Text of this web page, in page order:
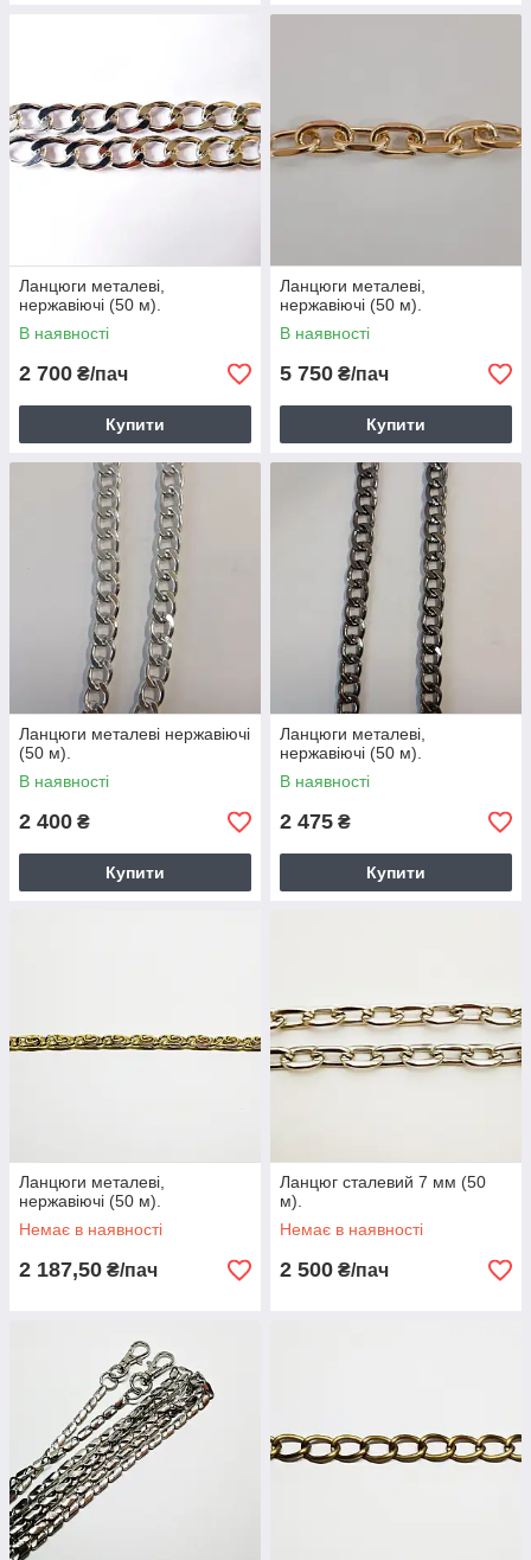
Ланцюги металеві,
нержавіючі (50 м).
В наявності
2 700 ₴/пач
Купити
Ланцюги металеві,
нержавіючі (50 м).
В наявності
5 750 ₴/пач
Купити
Ланцюги металеві нержавіючі
(50 м).
В наявності
2 400 ₴
Купити
Ланцюги металеві,
нержавіючі (50 м).
В наявності
2 475 ₴
Купити
Ланцюги металеві,
нержавіючі (50 м).
Немає в наявності
2 187,50 ₴/пач
Ланцюг сталевий 7 мм (50
м).
Немає в наявності
2 500 ₴/пач